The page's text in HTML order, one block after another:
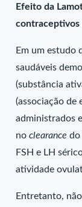
Efeito da
contraceptivos
Em um estudo
saudáveis
(substância
(associação
administrados
noclearance do
FSH e LH
atividade
Entretanto,